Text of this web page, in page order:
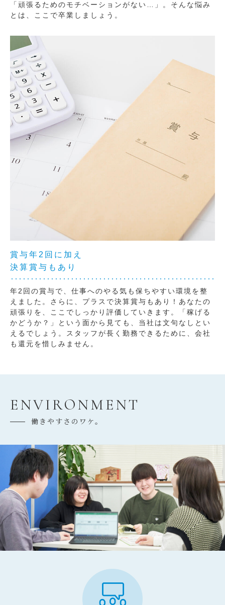
「頑張るためのモチベーションがない…」。そんな悩み
とは、ここで卒業しましょう。
賞与年2回に加え
決算賞与もあり
年2回の賞与で、仕事へのやる気も保ちやすい環境を整
えました。さらに、プラスで決算賞与もあり！あなたの
頑張りを、ここでしっかり評価していきます。「稼げる
かどうか？」という面から見ても、当社は文句なしとい
えるでしょう。スタッフが長く勤務できるために、会社
も還元を惜しみません。
ENVIRONMENT
働きやすさのワケ。